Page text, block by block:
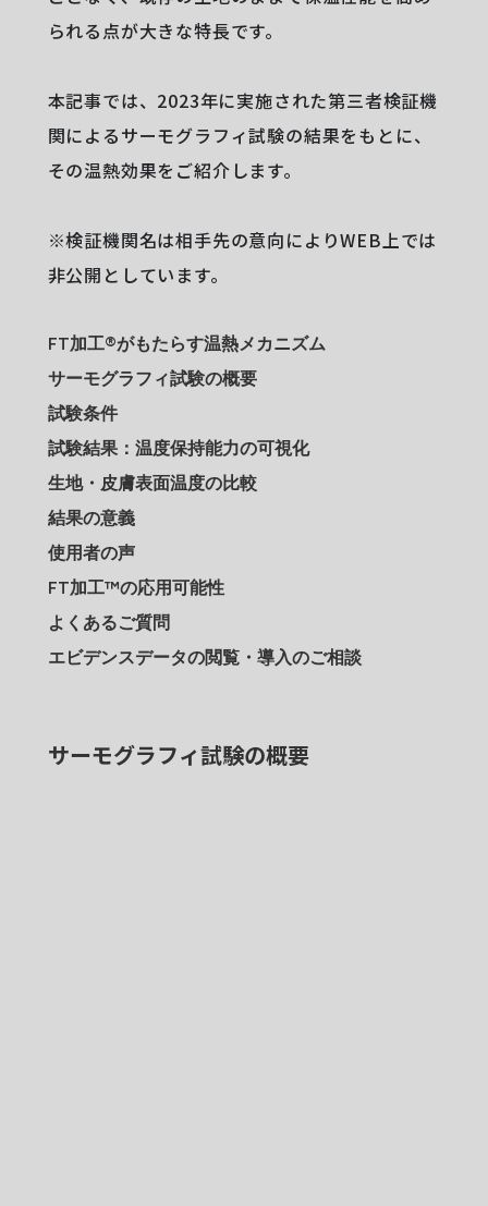
られる点が大きな特長です。
本記事では、2023年に実施された第三者検証機
関によるサーモグラフィ試験の結果をもとに、
その温熱効果をご紹介します。
※検証機関名は相手先の意向によりWEB上では
非公開としています。
FT加工®がもたらす温熱メカニズム
サーモグラフィ試験の概要
試験条件
試験結果：温度保持能力の可視化
生地・皮膚表面温度の比較
結果の意義
使用者の声
FT加工™︎の応用可能性
よくあるご質問
エビデンスデータの閲覧・導入のご相談
サーモグラフィ試験の概要